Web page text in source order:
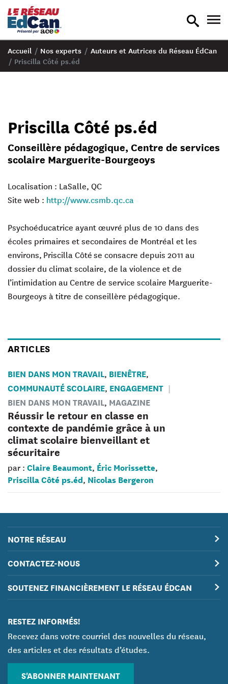
recherche
bascule
Accueil / Nos experts / Auteurs et Autrices du Réseau ÉdCan
/ Priscilla Côté ps.éd
Priscilla Côté ps.éd
Conseillère pédagogique, Centre de services
scolaire Marguerite-Bourgeoys
Localisation : LaSalle, QC
Site web : http://www.csmb.qc.ca
Psychoéducatrice ayant œuvré plus de 10 dans des
écoles primaires et secondaires de Montréal et les
environs, Priscilla Côtése consacre depuis 2011 au
dossier du climat scolaire, de la violence et de
l’intimidation au Centre de service scolaire Marguerite-
Bourgeoys à titre de conseillère pédagogique.
ARTICLES
BIEN DANS MON TRAVAIL, BIENÊTRE,
COMMUNAUTÉ SCOLAIRE, ENGAGEMENT
BIEN DANS MON TRAVAIL, MAGAZINE
Réussir le retour en classe en
contexte de pandémie grâce à un
climat scolaire bienveillant et
sécuritaire
par : Claire Beaumont, Éric Morissette,
Priscilla Côté ps.éd, Nicolas Bergeron
NOTRE RÉSEAU
CONTACTEZ-NOUS
SOUTENEZ FINANCIÈREMENT LE RÉSEAU ÉDCAN
RESTEZ INFORMÉS!
Recevez dans votre courriel des nouvelles du réseau,
des articles et des résultats d’études.
S'ABONNER MAINTENANT